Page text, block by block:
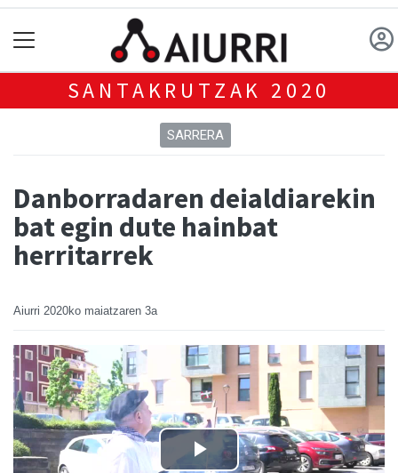
SANTAKRUTZAK 2020
SARRERA
Danborradaren deialdiarekin
bat egin dute hainbat
herritarrek
Aiurri 2020ko maiatzaren 3a